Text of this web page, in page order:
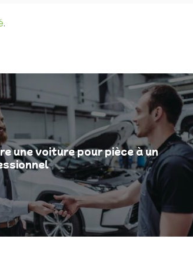
.
une voiture pour pièce à un